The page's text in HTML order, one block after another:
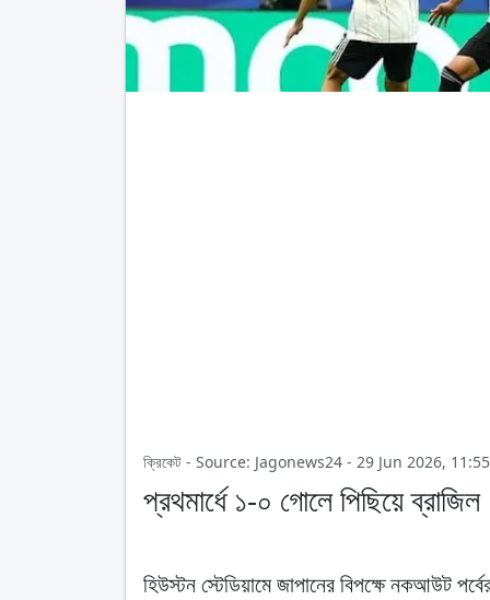
ক্রিকেট - Source: Jagonews24 - 29 Jun 2026,
প্রথমার্ধে ১-০ গোলে পিছিয়ে
হিউস্টন স্টেডিয়ামে জাপানের বিপক্ষে নকআউট